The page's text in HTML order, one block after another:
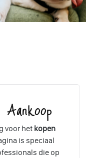
voor het kopen
is speciaal
die op